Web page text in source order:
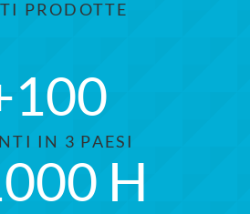
PRODOTTE
100
IN 3 PAESI
H